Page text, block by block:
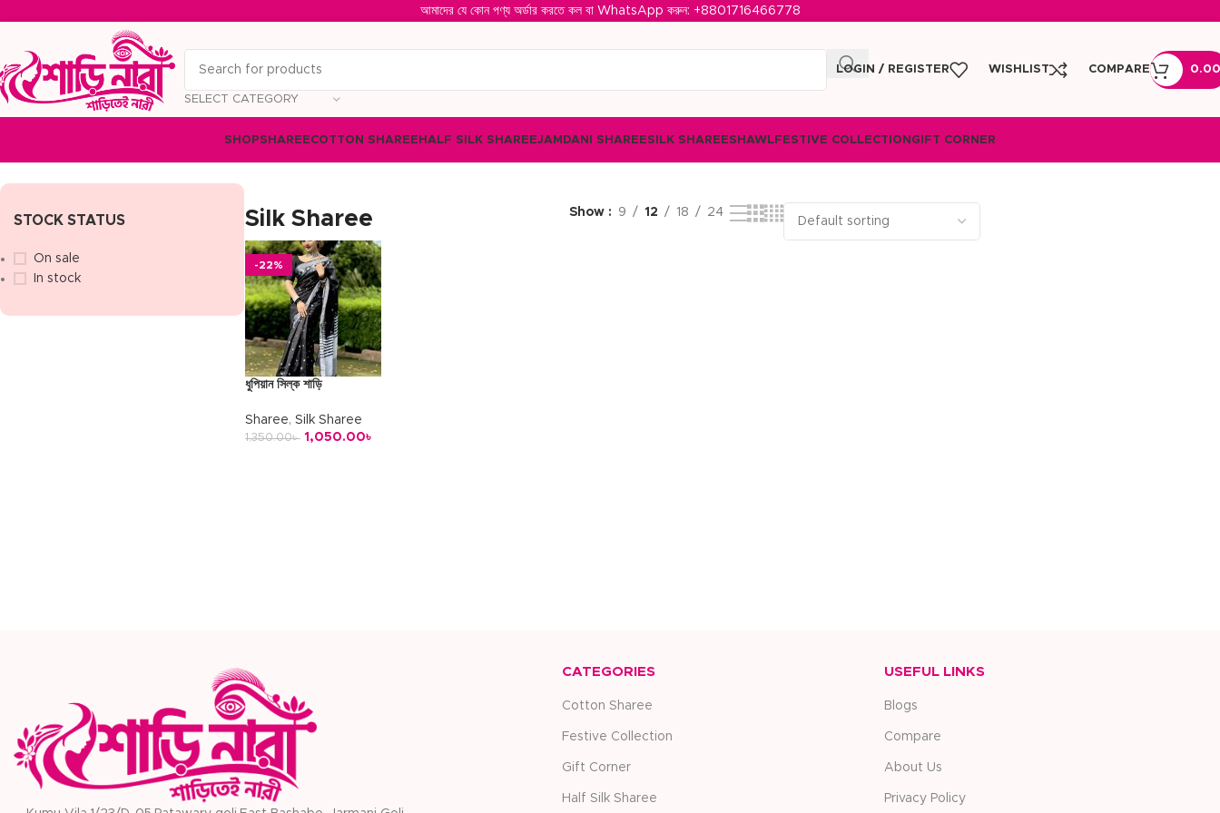
আমাদের যে কোন পণ্য অর্ডার করতে কল বা WhatsApp করুন: ‪ +8801716466778‬
SELECT CATEGORY
LOGIN / REGISTER WISHLIST COMPARE 0.00
SHOPSHAREECOTTON SHAREE HALF SILK SHAREEJAMDANI SHAREESILK SHAREESHAWLFESTIVE COLLECTION GIFT CORNER
STOCK STATUS
On sale
In stock
Silk Sharee Show 9 12 18 24
-22%
ধুপিয়ান সিল্ক শাড়ি
Sharee, Silk Sharee
1,350.00৳ 1,050.00৳
CATEGORIES
Cotton Sharee
Festive Collection
Gift Corner
Half Silk Sharee
USEFUL LINKS
Blogs
Compare
About Us
Privacy Policy